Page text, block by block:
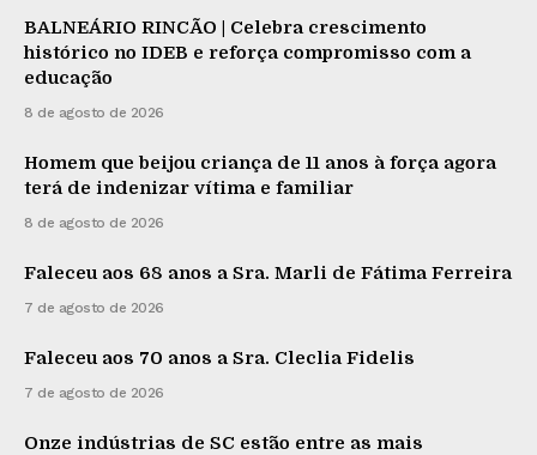
BALNEÁRIO RINCÃO | Celebra crescimento
histórico no IDEB e reforça compromisso com a
educação
8 de agosto de 2026
Homem que beijou criança de 11 anos à força agora
terá de indenizar vítima e familiar
8 de agosto de 2026
Faleceu aos 68 anos a Sra. Marli de Fátima Ferreira
7 de agosto de 2026
Faleceu aos 70 anos a Sra. Cleclia Fidelis
7 de agosto de 2026
Onze indústrias de SC estão entre as mais